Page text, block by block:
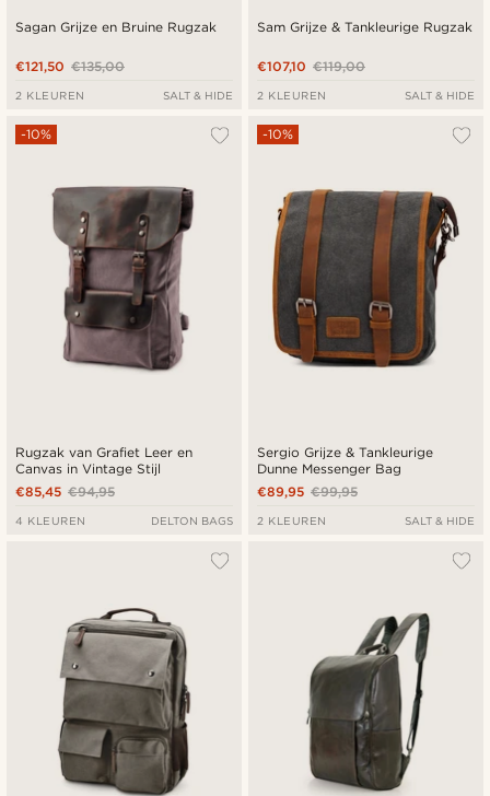
Sagan Grijze en Bruine Rugzak
€135,00
€121,50
2 KLEUREN SALT & HIDE
Sam Grijze & Tankleurige Rugzak
€119,00
€107,10
2 KLEUREN SALT & HIDE
Rugzak van Grafiet Leer en
Canvas in Vintage Stijl
-10%
€94,95
€85,45
4 KLEUREN DELTON BAGS
Sergio Grijze & Tankleurige
Dunne Messenger Bag
-10%
€99,95
€89,95
2 KLEUREN SALT & HIDE